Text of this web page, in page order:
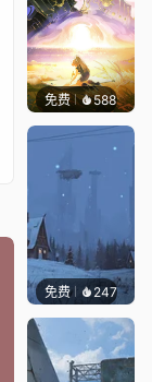
免费 588小鬼
免费 247